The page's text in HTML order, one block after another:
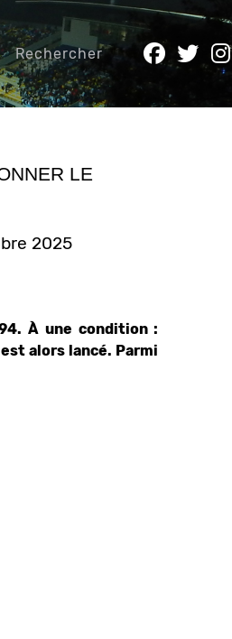
Rechercher
LE
2025
À une condition :
alors lancé. Parmi